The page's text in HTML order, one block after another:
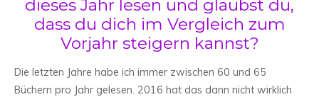
dieses Jahr lesen und glaubst du,
dass du dich im Vergleich zum
Vorjahr steigern kannst?
Die letzten Jahre habe ich immer zwischen 60 und 65
Büchern pro Jahr gelesen. 2016 hat das dann nicht wirklich